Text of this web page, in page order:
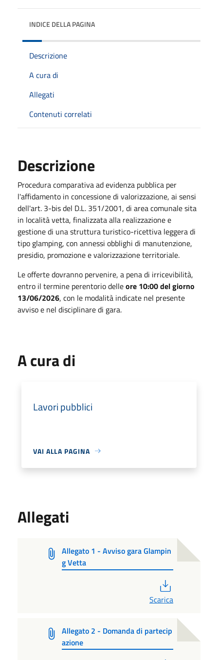
INDICE DELLA PAGINA
Descrizione
A cura di
Allegati
Contenuti correlati
Descrizione
Procedura comparativa ad evidenza pubblica per
l'affidamento in concessione di valorizzazione, ai sensi
dell'art. 3-bis del D.L. 351/2001, di area comunale sita
in località vetta, finalizzata alla realizzazione e
gestione di una struttura turistico-ricettiva leggera di
tipo glamping, con annessi obblighi di manutenzione,
presidio, promozione e valorizzazione territoriale.
Le offerte dovranno pervenire, a pena di irricevibilità,
entro il termine perentorio delleore 10:00 del giorno
13/06/2026, con le modalità indicate nel presente
avviso e nel disciplinare di gara.
A cura di
Lavori pubblici
VAI ALLA PAGINA
Allegati
Allegato 1 - Avviso gara Glampin
g Vetta
Scarica
Allegato 2 - Domanda di partecip
azione